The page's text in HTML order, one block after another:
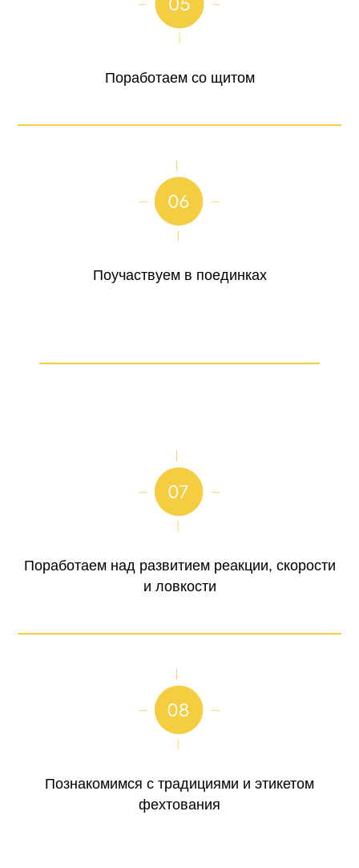
Поработаем со щитом
Поучаствуем в поединках
Поработаем над развитием реакции, скорости
и ловкости
Познакомимся с традициями и этикетом
фехтования